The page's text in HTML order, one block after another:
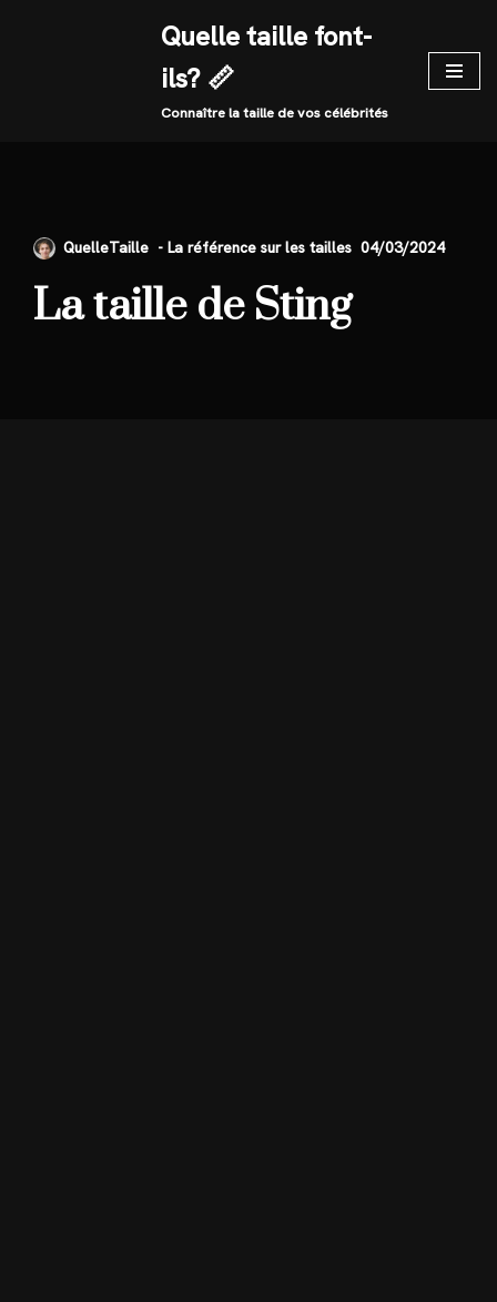
Quelle taille font-
ils? 📏
Connaître la taille de vos célébrités
QuelleTaille 04/03/2024
La taille de Sting